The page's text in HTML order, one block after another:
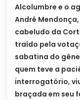
Alcolumbre e o
André
cabeludo da
traído pela
sabatina do
quem teve a
interrogatório,
braçada em seu